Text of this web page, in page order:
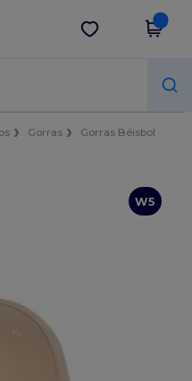
Descargar app
Gorras
Gorras Béisbol
W5